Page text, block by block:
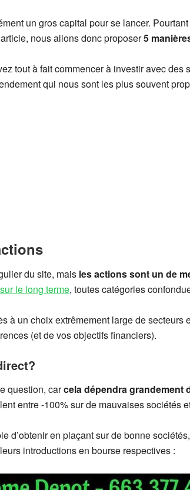
un gros capital pour se lancer.
nous allons donc proposer5
tout à fait commencer à investir avec
qui nous sont les plus souvent
du site, mais les actions sont un de
le long terme, toutes catégories
à un choix extrêmement large de
(et de vos objectifs financiers).
question, carcela dépendra grandement
entre -100% sur de mauvaises sociétés
d’obtenir en plaçant sur de bonne
introductions en bourse respectives :